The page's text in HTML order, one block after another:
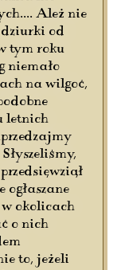
Ależ nie
dziurki od
tym roku
niemało
na wilgoć,
letnich
ogłaszane
okolicach
o nich
to, jeżeli